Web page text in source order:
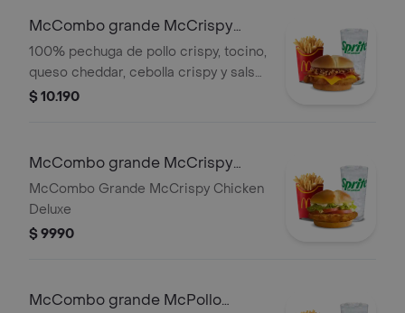
McCombo grande McCrispy
Fillet Smokey BBQ
100% pechuga de pollo crispy, tocino,
queso cheddar, cebolla crispy y salsa
BBQ en pan de papa. Acompañado
$ 10.190
McCombo grande McCrispy
Deluxe
McCombo Grande McCrispy Chicken
Deluxe
$ 9990
McCombo grande McPollo